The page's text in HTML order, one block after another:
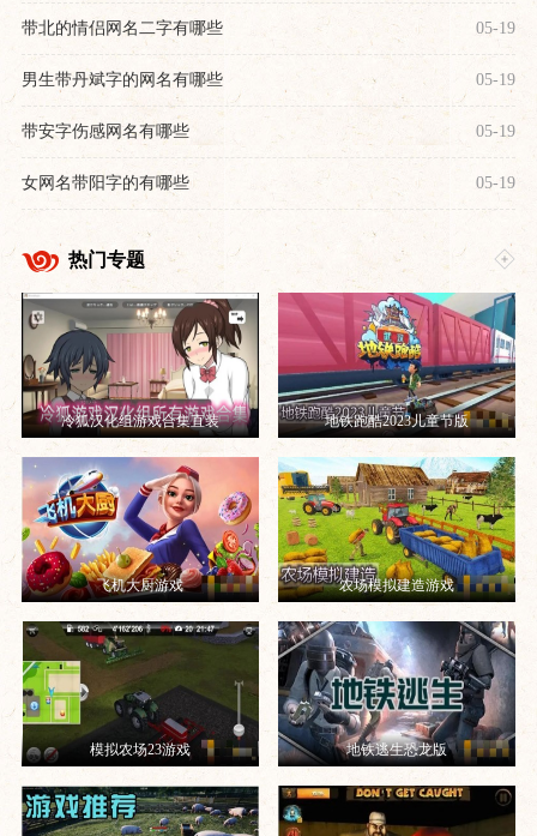
带北的情侣网名二字有哪些 05-19
男生带丹斌字的网名有哪些 05-19
带安字伤感网名有哪些 05-19
女网名带阳字的有哪些 05-19
热门专题
冷狐汉化组游戏合集直装 地铁跑酷2023儿童节版
飞机大厨游戏 农场模拟建造游戏
模拟农场23游戏 地铁逃生恐龙版